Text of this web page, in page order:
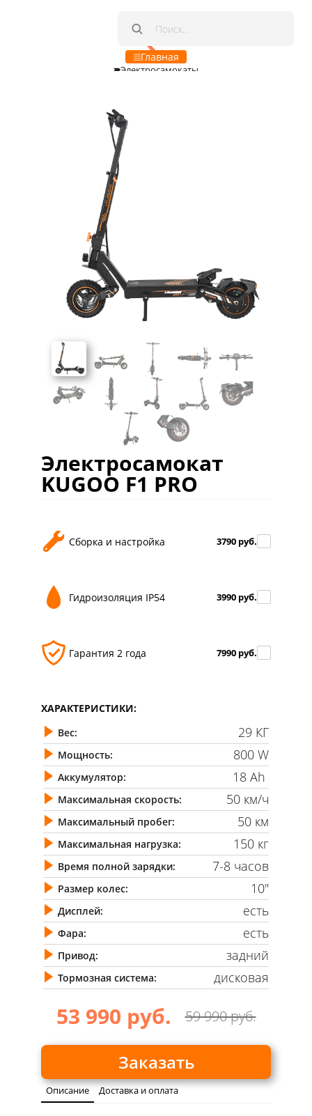
Главная
Электроcамокаты
Электросамокат
KUGOO F1 PRO
53 990 руб. 59 990 руб.
Заказать
Сборка и настройка 3790 руб.
Гидроизоляция IP54 3990 руб.
Гарантия 2 года 7990 руб.
ХАРАКТЕРИСТИКИ:
Вес:
29 КГ
Мощность: 800 W
Аккумулятор: 18 Ah
Максимальная скорость: 50 км/ч
Максимальный пробег: 50 км
Максимальная нагрузка: 150 кг
Время полной зарядки: 7-8 часов
Размер колес: 10"
Дисплей: есть
Фара: есть
Привод: задний
Тормозная система: дисковая
Описание Доставка и оплата